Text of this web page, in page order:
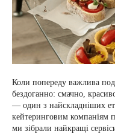
Коли попереду важлива
бездоганно: смачно,
— один з найскладніших
кейтеринговим компаніям
ми зібрали найкращі